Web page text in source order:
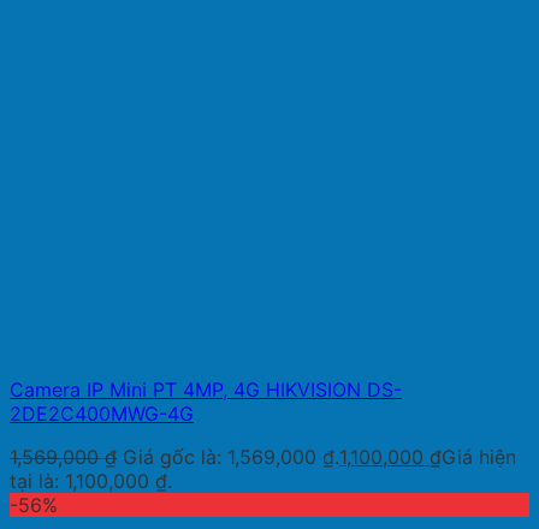
Camera IP Mini PT 4MP, 4G HIKVISION DS-
2DE2C400MWG-4G
1,569,000₫ Giá gốc là: 1,569,000 ₫.1,100,000 ₫Giá hiện
tại là: 1,100,000 ₫.
-56%